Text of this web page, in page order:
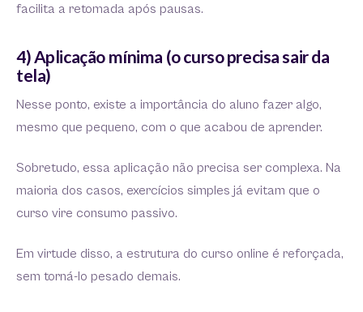
facilita a retomada após pausas.
4) Aplicação mínima (o curso precisa sair da
tela)
Nesse ponto, existe a importância do aluno fazer algo,
mesmo que pequeno, com o que acabou de aprender.
Sobretudo, essa aplicação não precisa ser complexa. Na
maioria dos casos, exercícios simples já evitam que o
curso vire consumo passivo.
Em virtude disso, a estrutura do curso online é reforçada,
sem torná-lo pesado demais.